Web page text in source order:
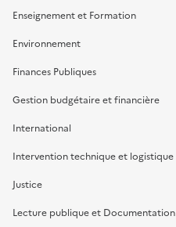
Enseignement et Formation
Environnement
Finances Publiques
Gestion budgétaire et financière
International
Intervention technique et logistique
Justice
Lecture publique et Documentation